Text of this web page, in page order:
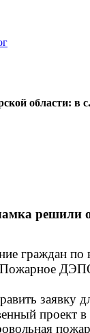
области: в
решили
граждан
заявку
проект